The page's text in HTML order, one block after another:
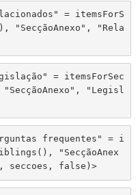
"SecçãoAnexo", "Rela
"Legisl
"SecçãoAnex
seccoes, false)>